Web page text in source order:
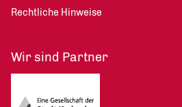
Rechtliche Hinweise
Wir sind Partner